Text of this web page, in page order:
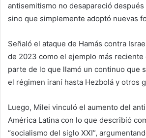
antisemitismo no desapareció
sino que simplemente adoptó nuevas
Señaló el ataque de Hamás contra
de 2023 como el ejemplo más reciente
parte de lo que llamó un continuo que
el régimen iraní hasta Hezbolá y otros
Luego, Milei vinculó el aumento del
América Latina con lo que describió
“socialismo del siglo XXI”,